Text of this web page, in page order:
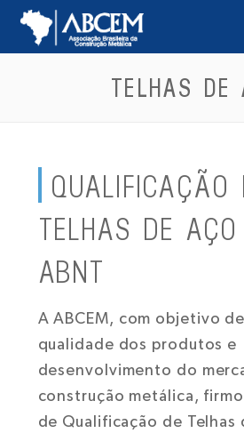
TELHAS DE
QUALIFICAÇÃO
TELHAS DE
ABNT
A ABCEM, com objetivo
qualidade dos produtos e
desenvolvimento do
construção metálica,
de Qualificação de Telhas